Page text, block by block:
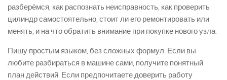
разберёмся, как распознать неисправность, как проверить
цилиндр самостоятельно, стоит ли его ремонтировать или
менять, и на что обратить внимание при покупке нового узла.
Пишу простым языком, без сложных формул. Если вы
любите разбираться в машине сами, получите понятный
план действий. Если предпочитаете доверить работу